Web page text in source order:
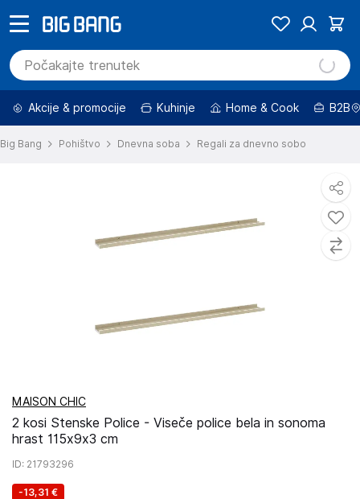
Akcije & promocije Kuhinje Home & Cook B2B
Big Bang Pohištvo Dnevna soba Regali za dnevno sobo
MAISON CHIC
2 kosi Stenske Police - Viseče police bela in sonoma
hrast 115x9x3 cm
ID: 21793296
-13,31 €